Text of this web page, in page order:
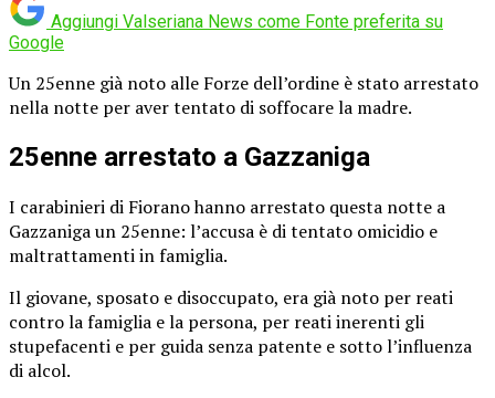
Aggiungi Valseriana News come Fonte preferita su
Google
Un 25enne già noto alle Forze dell’ordine è stato arrestato
nella notte per aver tentato di soffocare la madre.
25enne arrestato a Gazzaniga
I carabinieri di Fiorano hanno arrestato questa notte a
Gazzaniga un 25enne: l’accusa è di tentato omicidio e
maltrattamenti in famiglia.
Il giovane, sposato e disoccupato, era già noto per reati
contro la famiglia e la persona, per reati inerenti gli
stupefacenti e per guida senza patente e sotto l’influenza
di alcol.